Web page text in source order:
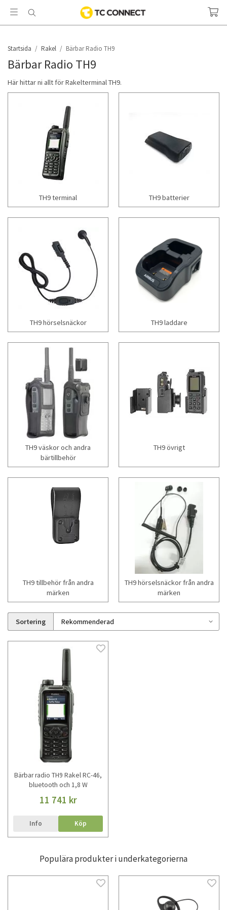
Startsida / Rakel / Bärbar Radio TH9
Bärbar Radio TH9
Här hittar ni allt för Rakelterminal TH9.
TH9 terminal TH9 batterier
TH9 hörselsnäckor TH9 laddare
TH9 väskor och andra
bärtillbehör
TH9 övrigt
TH9 tillbehör från andra
märken
TH9 hörselsnäckor från andra
märken
Sortering
Bärbar radio TH9 Rakel RC-46,
bluetooth och 1,8 W
11 741 kr
Info Köp
Populära produkter i underkategorierna